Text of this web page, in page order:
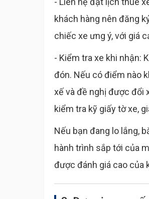
khách hàng nên đăng
chiếc xe ưng ý, với giá
- Kiểm tra xe khi nhận:
đón. Nếu có điểm nào
xế và đề nghị được đổi
kiểm tra kỹ giấy tờ xe,
Nếu bạn đang lo lắng,
hành trình sắp tới của
được đánh giá cao của